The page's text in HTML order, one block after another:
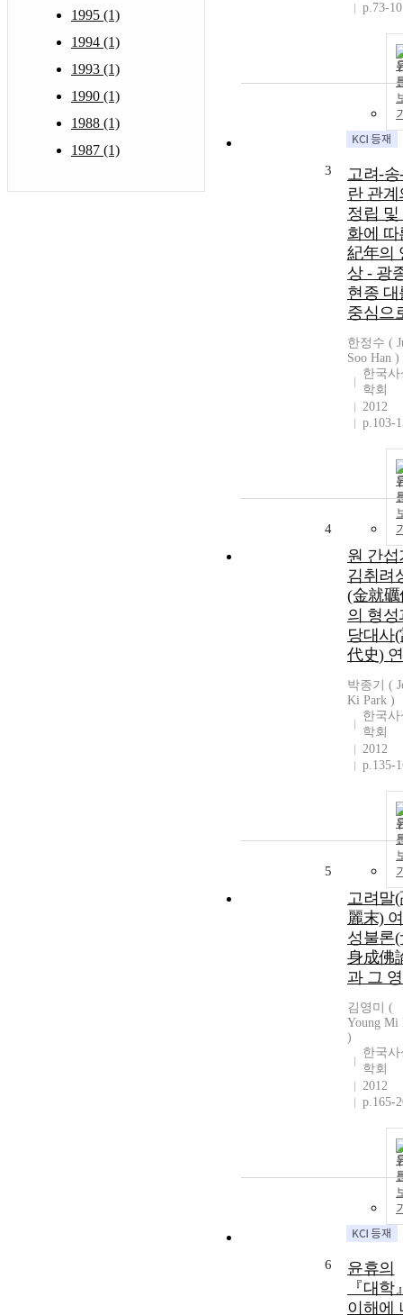
1995 (1)
1994 (1)
1993 (1)
1990 (1)
1988 (1)
1987 (1)
p.73-
3
고려-송
란 관계
정립 및
화에 따
紀年의
상 - 광
현종 대
중심으
한정수 (
Soo Han )
한국
학회
2012
p.103-
4
원 간섭
김취려
(金就礪
의 형성
당대사(
代史)
박종기 (
Ki Park )
한국
학회
2012
p.135-
5
고려말(
麗末)
성불론(
身成佛
과 그
김영미 (
Young Mi
)
한국
학회
2012
p.165-
6
윤휴의
『대학
이해에